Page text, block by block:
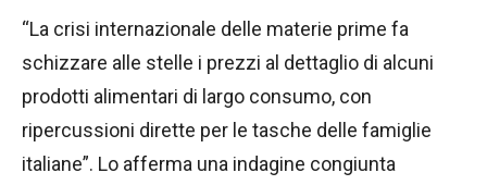
“La crisi internazionale delle materie prime fa
schizzare alle stelle i prezzi al dettaglio di alcuni
prodotti alimentari di largo consumo, con
ripercussioni dirette per le tasche delle famiglie
italiane”. Lo afferma una indagine congiunta